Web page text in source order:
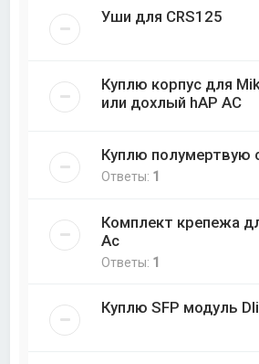
Уши для CRS125
Куплю корпус для
или дохлый hAP AC
Куплю полумертвую
Ответы: 1
Комплект крепежа
Ac
Ответы: 1
Куплю SFP модуль